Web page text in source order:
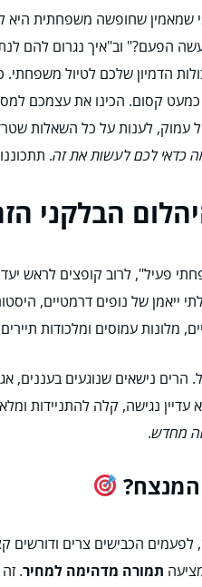
מי שמאמין שחופשה משפחתית
הפעם?" וב"איך נגרום להם
הדמיון שלכם לטיול
קסום. הכינו את עצמכם למסע
עמוק, לענות על כל
כדאי לכם לעשות את זה.
הבלקני
פעיל", לרוב קופצים לראש
ייאמן של נופים דרמטיים,
מלונות עמוסים ומלכודות
הרים נישאים שנוגעים בעננים,
עדיין נגישה, קלה להתניידות
מחדש.
הכבישים צרים ודורשים
תמורה מדהימה למחיר.